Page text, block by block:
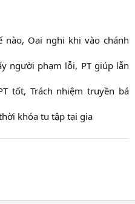
Oai nghi khi vào chánh
người phạm lỗi, PT giúp lẫn
tốt, Trách nhiệm truyền bá
khóa tu tập tại gia